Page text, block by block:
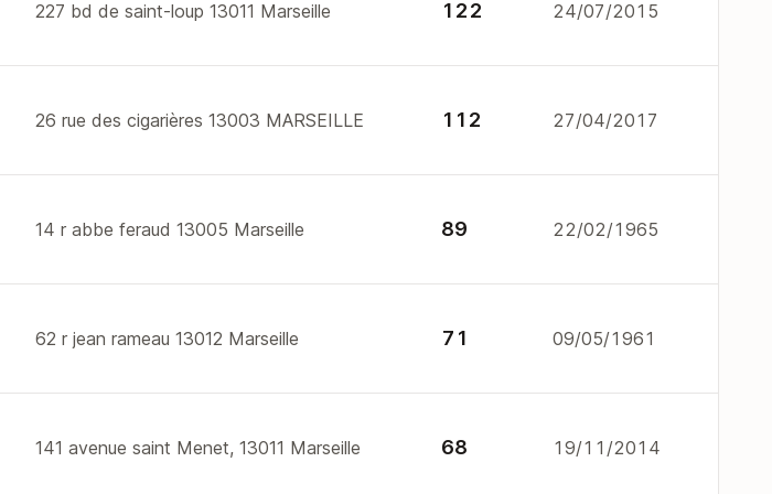
227 bd de saint-loup 13011 Marseille 122 24/07/2015
26 rue des cigarières 13003 MARSEILLE 112 27/04/2017
14 r abbe feraud 13005 Marseille 89 22/02/1965
62 r jean rameau 13012 Marseille 71 09/05/1961
141 avenue saint Menet, 13011 Marseille 68 19/11/2014